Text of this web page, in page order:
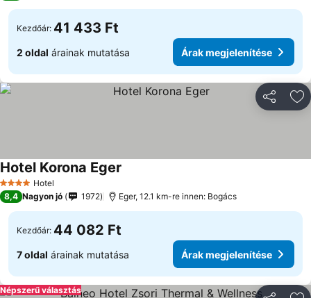
Kezdőár: 41 433 Ft
2 oldal árainak mutatása Árak megjelenítése
4 KategóriaHotel
Hotel Korona Eger
8,4 Nagyon jó 1972 Eger, 12.1 km-re innen: Bogács
Kezdőár: 44 082 Ft
7 oldal árainak mutatása Árak megjelenítése
Népszerű választás